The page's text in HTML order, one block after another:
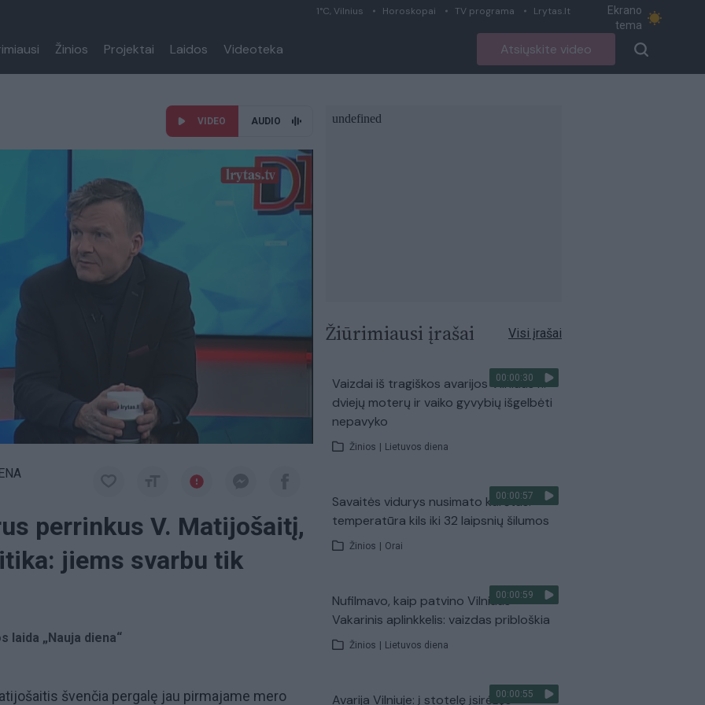
1°C, Vilnius Horoskopai TV programa Lrytas.lt
Ekrano
tema
Žinios Projektai Laidos Videoteka Atsiųskite video
VIDEO AUDIO
perrinkus V. Matijošaitį,
jiems svarbu tik
laida „Nauja diena“
švenčia pergalę jau pirmajame mero
Žiūrimiausi įrašai Visi įrašai
00:00:30
Vaizdai iš tragiškos avarijos Vilniaus r.:
dviejų moterų ir vaiko gyvybių išgelbėti
nepavyko
Žinios Lietuvos diena
00:00:57
Savaitės vidurys nusimato karštas:
temperatūra kils iki 32 laipsnių šilumos
Žinios Orai
00:00:59
Nufilmavo, kaip patvino Vilniaus
Vakarinis aplinkkelis: vaizdas pribloškia
Žinios Lietuvos diena
00:00:55
Avarija Vilniuje: į stotelę įsirėžęs